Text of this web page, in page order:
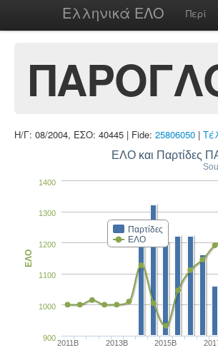
Ελληνικά ΕΛΟ Περί
Η/Γ: 08/2004, ΕΣΟ: 40445 | Fide: 25806050 |
ΕΛΟ και
Παρτίδες
ΕΛΟ
2011B 2013B 2015B
900
1000
1100
1200
1300
1400
ΕΛΟ